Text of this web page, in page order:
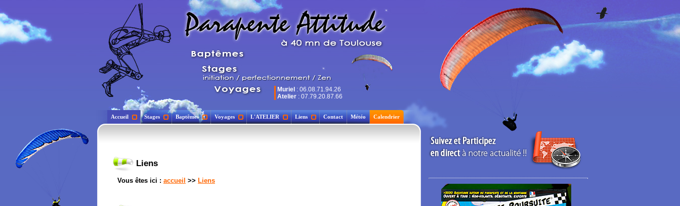
Muriel : 06.08.71.94.26
Atelier : 07.79.20.87.66
Accueil Stages Baptêmes Voyages L'ATELIER Liens Contact Météo Calendrier
Liens
Vous êtes ici : accueil >> Liens